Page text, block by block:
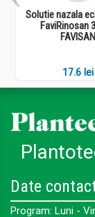
Solutie nazala
FaviRinosan
FAVISAN
17.6 lei
Date
Program: Luni -